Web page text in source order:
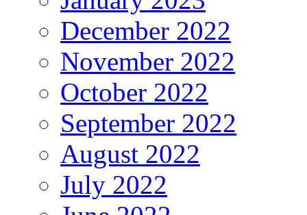
December 2022
November 2022
October 2022
September 2022
August 2022
July 2022